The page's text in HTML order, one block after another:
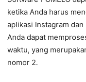
ketika Anda harus
aplikasi Instagram
Anda dapat
waktu, yang
nomor 2.